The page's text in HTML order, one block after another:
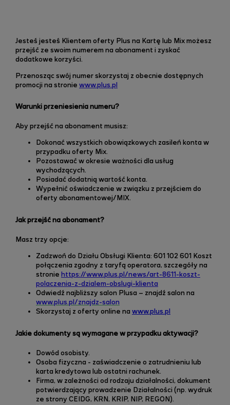
Jesteś jesteś Klientem oferty Plus na Kartę lub Mix możesz
przejść ze swoim numerem na abonament i zyskać
dodatkowe korzyści.
Przenosząc swój numer skorzystaj z obecnie dostępnych
promocji na stronie www.plus.pl
Warunki przeniesienia numeru?
Aby przejść na abonament musisz:
Dokonać wszystkich obowiązkowych zasileń konta w
przypadku oferty Mix.
Pozostawać w okresie ważności dla usług
wychodzących.
Posiadać dodatnią wartość konta.
Wypełnić oświadczenie w związku z przejściem do
oferty abonamentowej/MIX.
Jak przejść na abonament?
Masz trzy opcje:
Zadzwoń do Działu Obsługi Klienta: 601 102 601 Koszt
połączenia zgodny z taryfą operatora, szczegóły na
stronie https://www.plus.pl/news/art-8611-koszt-
polaczenia-z-dzialem-obslugi-klienta
Odwiedź najbliższy salon Plusa – znajdź salon na
www.plus.pl/znajdz-salon
Skorzystaj z oferty online na www.plus.pl
Jakie dokumenty są wymagane w przypadku aktywacji?
Dowód osobisty.
Osoba fizyczna - zaświadczenie o zatrudnieniu lub
karta kredytowa lub ostatni rachunek.
Firma, w zależności od rodzaju działalności, dokument
potwierdzający prowadzenie Działalności (np. wydruk
ze strony CEIDG, KRN, KRIP, NIP, REGON).